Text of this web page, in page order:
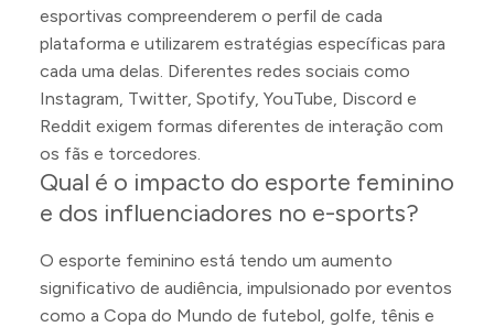
esportivas compreenderem o perfil de cada
plataforma e utilizarem estratégias específicas para
cada uma delas. Diferentes redes sociais como
Instagram, Twitter, Spotify, YouTube, Discord e
Reddit exigem formas diferentes de interação com
os fãs e torcedores.
Qual é o impacto do esporte feminino
e dos influenciadores no e-sports?
O esporte feminino está tendo um aumento
significativo de audiência, impulsionado por eventos
como a Copa do Mundo de futebol, golfe, tênis e